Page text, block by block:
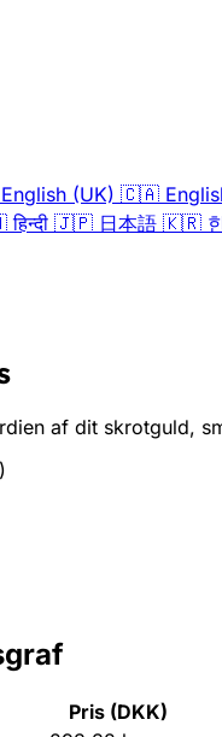
English (UK) 🇨🇦
हिन्दी 🇯🇵 日本語 🇰🇷
af dit skrotguld,
)
Pris (DKK)